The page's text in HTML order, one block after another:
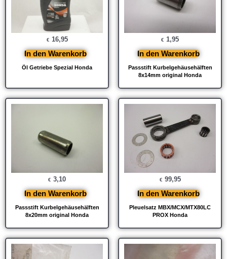
Öl Getriebe Spezial Honda
€ 16,95
In den Warenkorb
Passstift Kurbelgehäusehälften
8x14mm original Honda
€ 1,95
In den Warenkorb
Passstift Kurbelgehäusehälften
8x20mm original Honda
€ 3,10
In den Warenkorb
Pleuelsatz MBX/MCX/MTX80LC
PROX Honda
€ 99,95
In den Warenkorb